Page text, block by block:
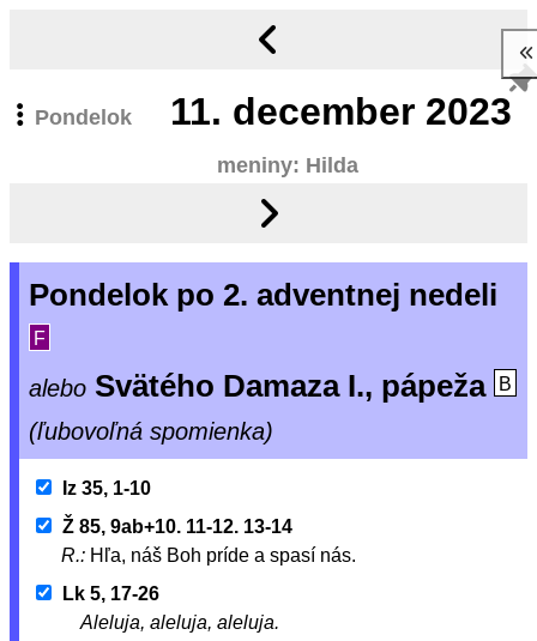
Pondelok 11. december 2023
meniny: Hilda
Pondelok po 2. adventnej nedeli
F
alebo Svätého Damaza I., pápeža B
(ľubovoľná spomienka)
Iz 35, 1-10
Ž 85, 9ab+10. 11-12. 13-14
R.: Hľa, náš Boh príde a spasí nás.
Lk 5, 17-26
Aleluja, aleluja, aleluja.